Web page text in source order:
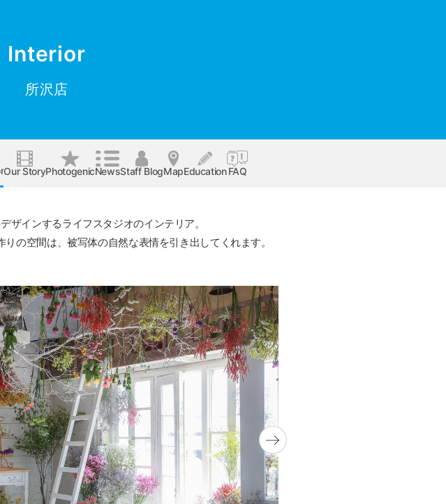
Interior
所沢店
Our StoryPhotogenicNewsStaff BlogMapEducationFAQ
ザインするライフスタジオのインテリア。
りの空間は、被写体の自然な表情を引き出してくれます。